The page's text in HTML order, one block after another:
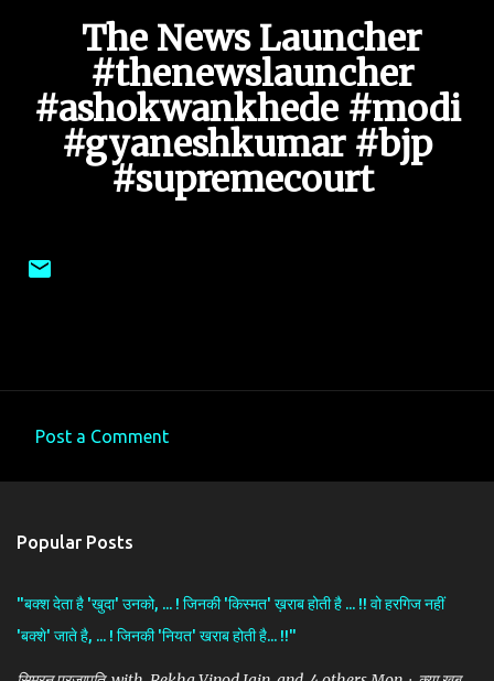
The News Launcher
#thenewslauncher
#ashokwankhede #modi
#gyaneshkumar #bjp
#supremecourt
m
n
t
Post a Comment
Popular Posts
"बक्श देता है 'खुदा' उनको, ... ! जिनकी 'किस्मत' ख़राब होती है ... !! वो हरगिज नहीं
'बक्शे' जाते है, ... ! जिनकी 'नियत' खराब होती है... !!"